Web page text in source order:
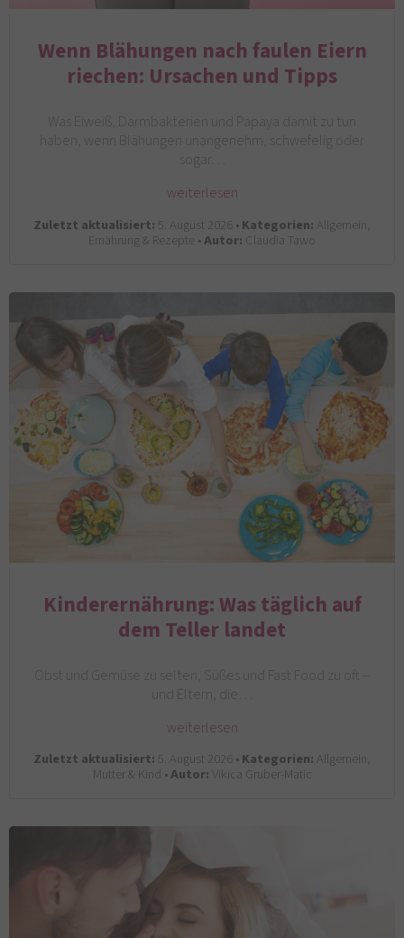
Wenn Blähungen nach faulen Eiern
riechen: Ursachen und Tipps
Was Eiweiß, Darmbakterien und Papaya damit zu tun
haben, wenn Blähungen unangenehm, schwefelig oder
sogar…
weiterlesen
Zuletzt aktualisiert: 5. August 2026 •Kategorien: Allgemein,
Ernährung & Rezepte •Autor: Claudia Tawo
Kinderernährung: Was täglich auf
dem Teller landet
Obst und Gemüse zu selten, Süßes und Fast Food zu oft –
und Eltern, die…
weiterlesen
Zuletzt aktualisiert: 5. August 2026 •Kategorien: Allgemein,
Mutter & Kind •Autor:Vikica Gruber-Matic